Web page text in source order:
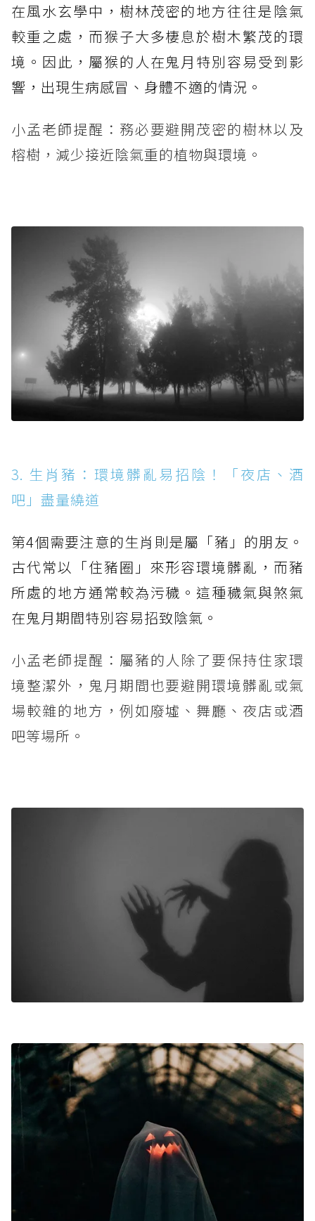
在風水玄學中，樹林茂密的地方往往是陰氣
較重之處，而猴子大多棲息於樹木繁茂的環
境。因此，屬猴的人在鬼月特別容易受到影
響，出現生病感冒、身體不適的情況。
小孟老師提醒：務必要避開茂密的樹林以及
榕樹，減少接近陰氣重的植物與環境。
3. 生肖豬：環境髒亂易招陰！「夜店、酒
吧」盡量繞道
第4個需要注意的生肖則是屬「豬」的朋友。
古代常以「住豬圈」來形容環境髒亂，而豬
所處的地方通常較為污穢。這種穢氣與煞氣
在鬼月期間特別容易招致陰氣。
小孟老師提醒：屬豬的人除了要保持住家環
境整潔外，鬼月期間也要避開環境髒亂或氣
場較雜的地方，例如廢墟、舞廳、夜店或酒
吧等場所。